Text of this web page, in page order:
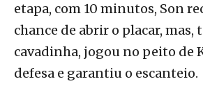
etapa, com 10 minutos, Son
chance de abrir o placar, mas,
cavadinha, jogou no peito de
defesa e garantiu o escanteio.